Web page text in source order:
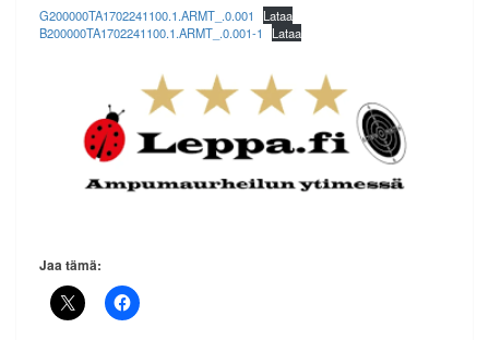
G200000TA1702241100.1.ARMT_.0.001
Lataa
B200000TA1702241100.1.ARMT_.0.001-1
Lataa
Jaa tämä: